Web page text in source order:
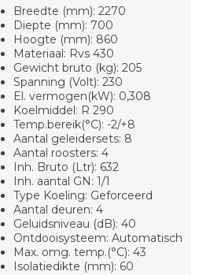
Breedte (mm): 2270
Diepte (mm): 700
Hoogte (mm): 860
Materiaal: Rvs 430
Gewicht bruto (kg): 205
Spanning (Volt): 230
El. vermogen(kW): 0,308
Koelmiddel: R 290
Temp.bereik(°C): -2/+8
Aantal geleidersets: 8
Aantal roosters: 4
Inh. Bruto (Ltr): 632
Inh. aantal GN: 1/1
Type Koeling: Geforceerd
Aantal deuren: 4
Geluidsniveau (dB): 40
Ontdooisysteem: Automatisch
Max. omg. temp.(°C): 43
Isolatiedikte (mm): 60